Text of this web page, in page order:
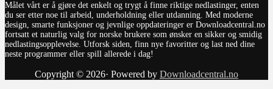
Målet vårt er å gjøre det enkelt og trygt å finne riktige nedlastinger, enten
du ser etter noe til arbeid, underholdning eller utdanning. Med moderne
design, smarte funksjoner og jevnlige oppdateringer er Downloadcentral.no
fortsatt et naturlig valg for norske brukere som ønsker en sikker og smidig
nedlastingsopplevelse. Utforsk siden, finn nye favoritter og last ned dine
neste programmer eller spill allerede i dag!
Copyright © 2026· Powered by Downloadcentral.no